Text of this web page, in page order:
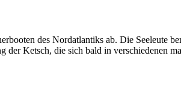
des Nordatlantiks ab. Die Seeleute
Ketsch, die sich bald in verschiedenen